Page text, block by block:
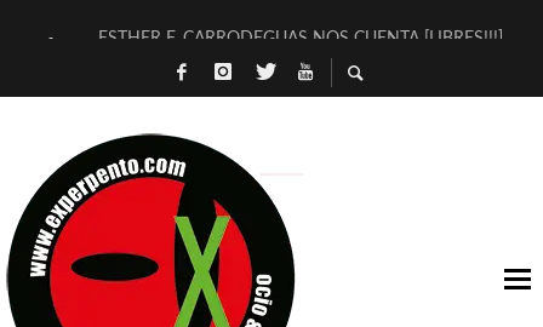
ESTHER F. CARRODEGUAS NOS CUENTA [LIBRES!!!]
[TERRA DE GUAPES] DE SANDRA MONFORT
TIMBRE 4, LA ESCUELA DEL DIRECTOR TEATRAL CLAUDIO
30 AÑOS (NO ES NADA) DE LA KATARSIS DEL TOMATAZO
MILITARES JUDÍAS EN #EXVITA
D’BALDOMEROS REINVENTAN [BITÁCORA 3.0] EN EXVITA